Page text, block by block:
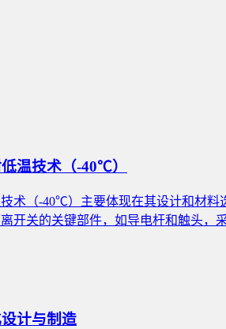
温技术（-40℃）
术（-40℃）主要体现在其设计和材
开关的关键部件，如导电杆和触头
计与制造